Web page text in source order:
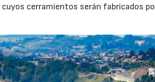
cerramientos serán fabricados